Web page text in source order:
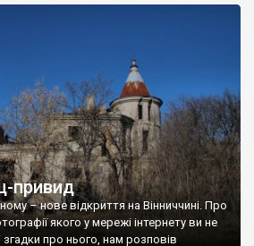
привид
– нове відкриття на Вінниччині. Про
якого у мережі інтернету ви не
згадки про нього, нам розповів